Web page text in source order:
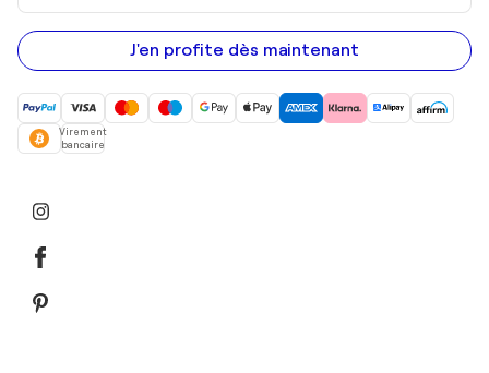
adresse
e-
mail
J'en profite dès maintenant
Virement
bancaire